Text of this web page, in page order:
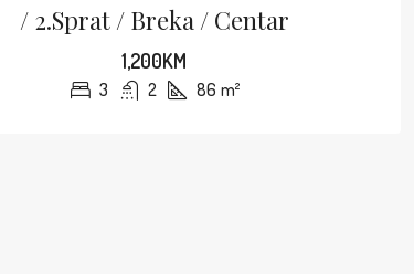
/ 2.sprat / Breka / Centar
1,200KM
3 2 86 m²